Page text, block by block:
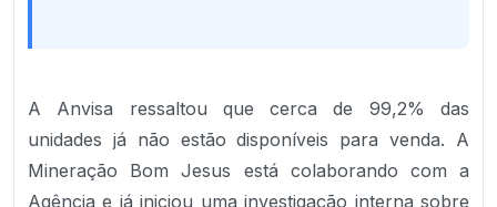
A Anvisa ressaltou que cerca de 99,2% das
unidades já não estão disponíveis para venda. A
Mineração Bom Jesus está colaborando com a
Agência e já iniciou uma investigação interna sobre